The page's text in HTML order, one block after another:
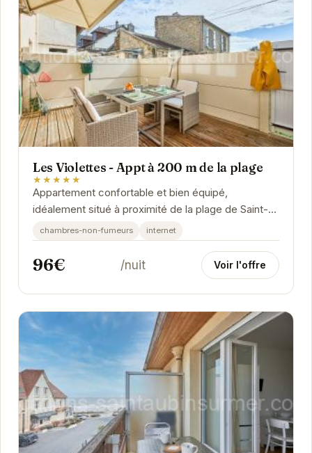
Les Violettes - Appt à 200 m de la plage
★★★★★
Appartement confortable et bien équipé,
idéalement situé à proximité de la plage de Saint-
Aubin-sur-Mer. Profitez d'un séjour relaxant en...
chambres-non-fumeurs internet
96€ /nuit Voir l'offre